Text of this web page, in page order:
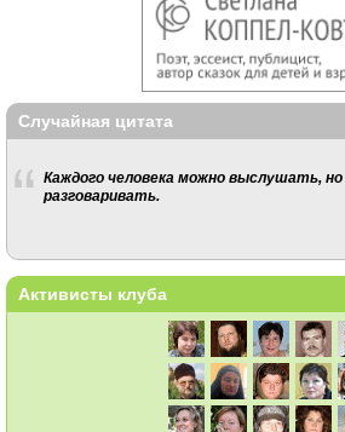
Случайная цитата
Каждого человека можно выслушать,
разговаривать.
Активисты клуба